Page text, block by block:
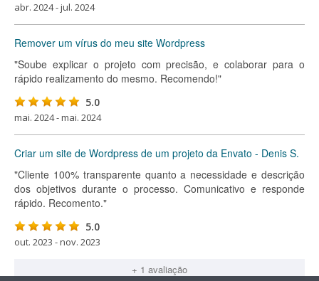
abr. 2024 - jul. 2024
Remover um vírus do meu site Wordpress
"Soube explicar o projeto com precisão, e colaborar para o
rápido realizamento do mesmo. Recomendo!"
5.0
mai. 2024 - mai. 2024
Criar um site de Wordpress de um projeto da Envato - Denis S.
"Cliente 100% transparente quanto a necessidade e descrição
dos objetivos durante o processo. Comunicativo e responde
rápido. Recomento."
5.0
out. 2023 - nov. 2023
+ 1 avaliação